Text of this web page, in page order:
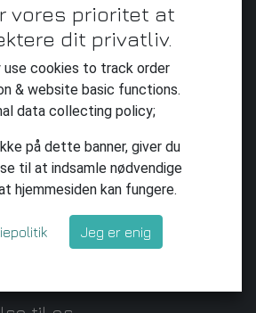
med ambitioner.
vores prioritet at
dit privatliv.
use cookies to track order
& website basic functions.
data collecting policy;
på dette banner, giver du
til at indsamle nødvendige
hjemmesiden kan fungere.
Jeg er enig